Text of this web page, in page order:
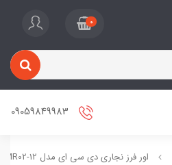
0
اور فرز نجاری دی سی ای مدل AMR02-12